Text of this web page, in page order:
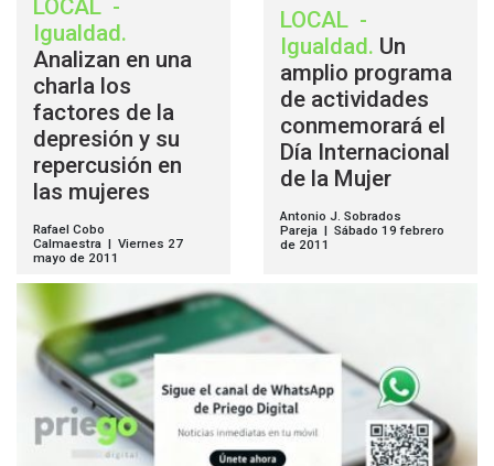
LOCAL -
Igualdad.
Analizan en una
charla los
factores de la
depresión y su
repercusión en
las mujeres
Rafael Cobo
Calmaestra | Viernes 27
mayo de 2011
LOCAL -
Igualdad. Un
amplio programa
de actividades
conmemorará el
Día Internacional
de la Mujer
Antonio J. Sobrados
Pareja | Sábado 19 febrero
de 2011